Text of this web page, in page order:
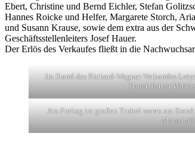
Ebert, Christine und Bernd Eichler, Stefan
Hannes Roicke und Helfer, Margarete Storch,
und Susann Krause, sowie dem extra aus der
Geschäftsstellenleiters Josef Hauer.
Der Erlös des Verkaufes fließt in die
Im Stand des Richard-Wagner-Verbandes
Hauer, Esther
Am Freitag im großen Trubel waren am
Marschall